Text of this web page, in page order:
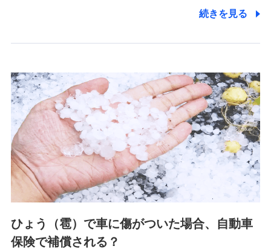
郵便、電話、およびＥメール等により、当社と取引のあるも
た維持管理等の委託業務遂行のため、またそれらに付帯、関
連する当社および提携会社のサービスを案内、提供するため
（なお、当社は複数の保険会社と取引があり、取得した個人
情報を取引のある他の保険会社の商品・サービスをご提案す
るために利用させていただくことがあります。）
上記に係る連絡・手続き・管理等付帯業務を行うため
3.セミナー募集サイトから取得した個人情報
各種セミナーの案内、開催のため
上記に係る連絡・手続き・管理等付帯業務を行うため
4.家族・友達紹介にて取得した個人情報
被紹介者への連絡、及び当社と取引のあるもしくは委託を受
続きを見る
ひょう（雹）で車に傷がついた場合、自動車
保険で補償される？